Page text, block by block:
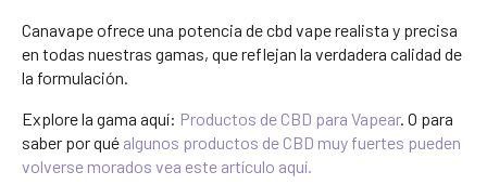
Canavape ofrece una potencia de cbd vape realista y precisa
en todas nuestras gamas, que reflejan la verdadera calidad de
la formulación.
Explore la gama aquí: Productos de CBD para Vapear. O para
saber por qué algunos productos de CBD muy fuertes pueden
volverse morados vea este artículo aquí.